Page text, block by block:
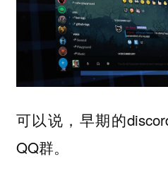
可以说，早期的
QQ群。